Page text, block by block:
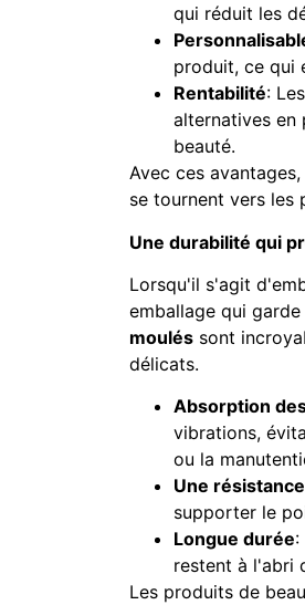
qui réduit les
produit, ce qui
Rentabilité:
alternatives en
beauté.
Avec ces
se tournent vers les
Une durabilité qui
Lorsqu'il s'agit
emballage qui
moulés sont
délicats.
Absorption
vibrations,
ou la
Une
supporter le
Longue durée:
restent à l'abri
Les produits de